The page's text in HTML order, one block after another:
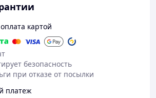
картой
безопасность
при отказе от посылки
платеж